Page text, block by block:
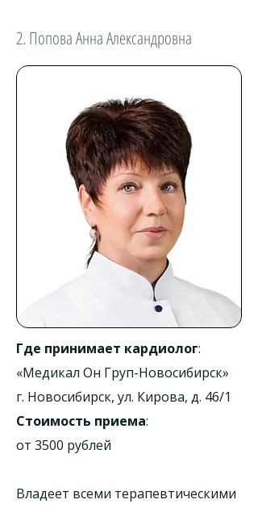
2. Попова Анна Александровна
Где принимает кардиолог:
«Медикал Он Груп-Новосибирск»
г. Новосибирск, ул. Кирова, д. 46/1
Стоимость приема:
от 3500 рублей
Владеет всеми терапевтическими